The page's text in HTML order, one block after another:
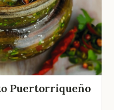
Puertorriqueño